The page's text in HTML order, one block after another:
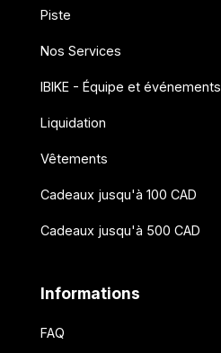
Piste
Nos Services
IBIKE - Équipe et événements
Liquidation
Vêtements
Cadeaux jusqu'à 100 CAD
Cadeaux jusqu'à 500 CAD
Informations
FAQ